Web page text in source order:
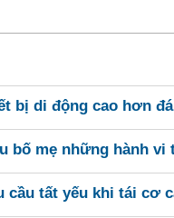
bị di động cao hơn
bố mẹ những hành vi
cầu tất yếu khi tái cơ